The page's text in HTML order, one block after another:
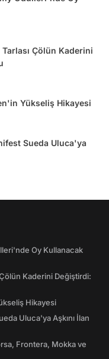
Çölün Kaderini
Yükseliş Hikayesi
Sueda Uluca'ya
Oy Kullanacak
Kaderini Değiştirdi:
Hikayesi
Uluca'ya Aşkını İlan
Frontera, Mokka ve